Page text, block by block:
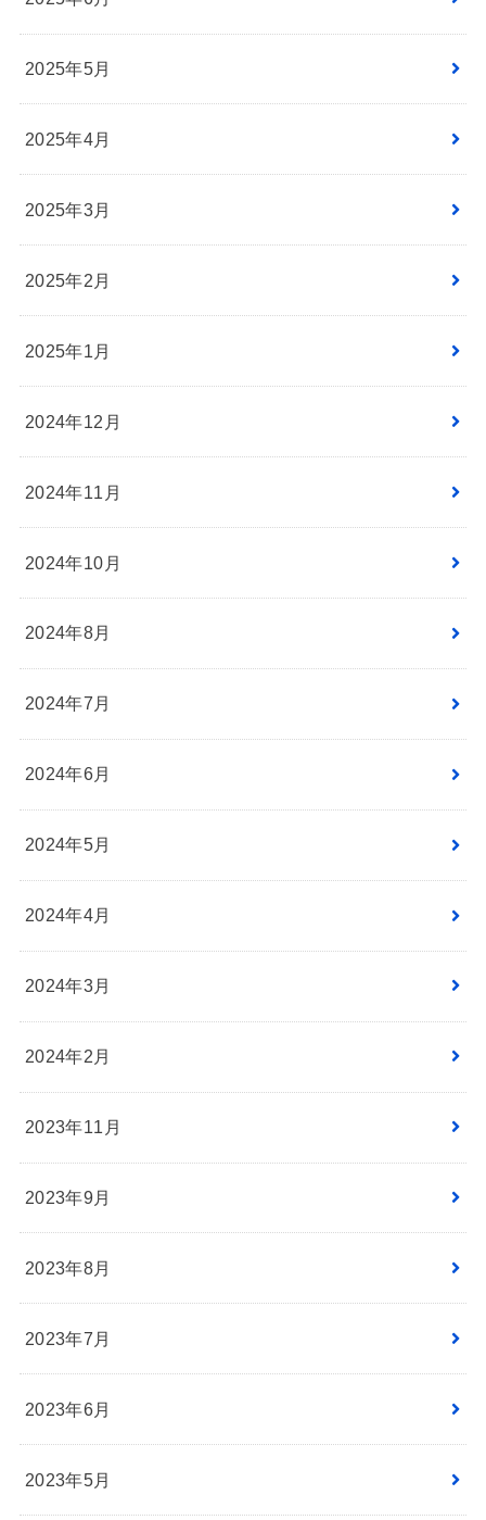
2025年5月
2025年4月
2025年3月
2025年2月
2025年1月
2024年12月
2024年11月
2024年10月
2024年8月
2024年7月
2024年6月
2024年5月
2024年4月
2024年3月
2024年2月
2023年11月
2023年9月
2023年8月
2023年7月
2023年6月
2023年5月